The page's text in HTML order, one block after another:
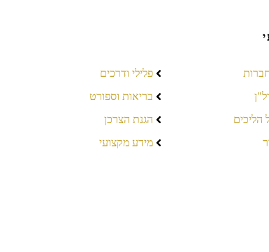
הליכים
פלילי ודרכים
בריאות וספורט
הגנת הצרכן
מידע מקצועי